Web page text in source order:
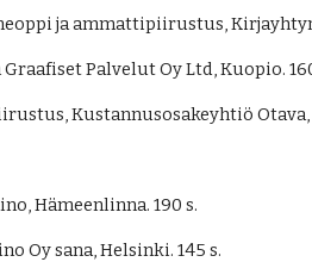
ja ammattipiirustus,
Palvelut Oy Ltd, Kuopio.
Kustannusosakeyhtiö Otava,
Hämeenlinna. 190 s.
Oy sana, Helsinki. 145 s.